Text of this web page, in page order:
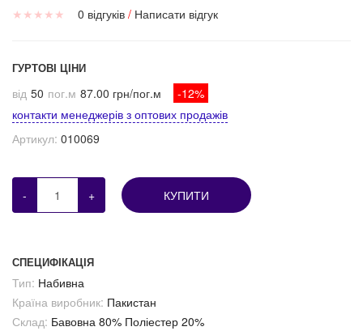
★ ★ ★ ★ ★ 0 відгуків / Написати відгук
ГУРТОВІ ЦІНИ
від 50 пог.м 87.00 грн/пог.м
-12%
контакти менеджерів з оптових продажів
Артикул: 010069
- + КУПИТИ
СПЕЦИФІКАЦІЯ
Тип: Набивна
Країна виробник: Пакистан
Склад: Бавовна 80% Поліестер 20%